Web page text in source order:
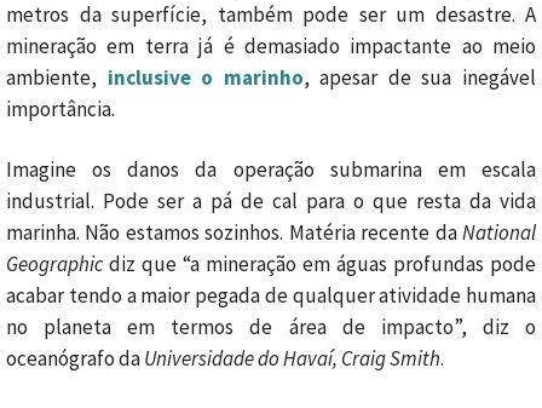
metros da superfície, também pode ser um desastre. A
mineração em terra já é demasiado impactante ao meio
ambiente, inclusive o marinho, apesar de sua inegável
importância.
Imagine os danos da operação submarina em escala
industrial. Pode ser a pá de cal para o que resta da vida
marinha. Não estamos sozinhos. Matéria recente daNational
Geographic diz que “a mineração em águas profundas pode
acabar tendo a maior pegada de qualquer atividade humana
no planeta em termos de área de impacto”, diz o
oceanógrafo daUniversidade do Havaí, Craig Smith.